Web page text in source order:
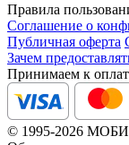
Правила
Соглашение о
Публичная оферта
Зачем
Принимаем к
© 1995-2026